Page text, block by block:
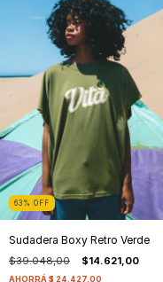
63 % OFF
Sudadera Boxy Retro Verde
$39.048,00 $14.621,00